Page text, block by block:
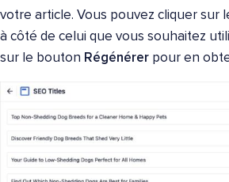
votre article. Vous pouvez cliquer sur
à côté de celui que vous souhaitez
sur le bouton Régénérer pour en